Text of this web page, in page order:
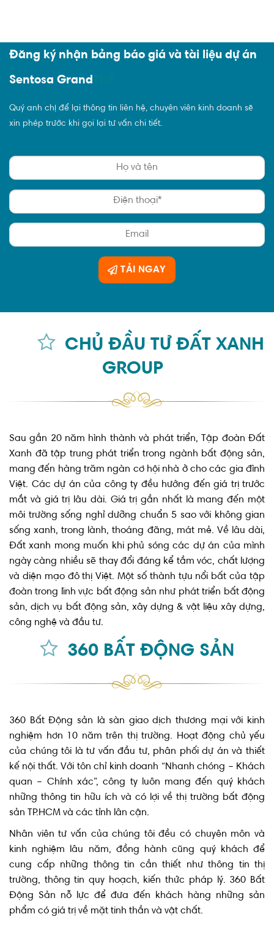
Đăng ký nhận bảng báo giá và tài liệu dự án
Sentosa Grand
Quý anh chị để lại thông tin liên hệ, chuyên viên kinh doanh sẽ
xin phép trước khi gọi lại tư vấn chi tiết.
TẢI NGAY
CHỦ ĐẦU TƯ ĐẤT XANH
GROUP
Sau gần 20 năm hình thành và phát triển, Tập đoàn Đất
Xanh đã tập trung phát triển trong ngành bất động sản,
mang đến hàng trăm ngàn cơ hội nhà ở cho các gia đình
Việt. Các dự án của công ty đều hướng đến giá trị trước
mắt và giá trị lâu dài. Giá trị gần nhất là mang đến một
môi trường sống nghỉ dưỡng chuẩn 5 sao với không gian
sống xanh, trong lành, thoáng đãng, mát mẻ. Về lâu dài,
Đất xanh mong muốn khi phủ sóng các dự án của mình
ngày càng nhiều sẽ thay đổi đáng kể tầm vóc, chất lượng
và diện mạo đô thị Việt. Một số thành tựu nổi bất của tập
đoàn trong lĩnh vực bất động sản như phát triển bất động
sản, dịch vụ bất động sản, xây dựng & vật liệu xây dựng,
công nghệ và đầu tư.
360 BẤT ĐỘNG SẢN
360 Bất Động sản là sàn giao dịch thương mại với kinh
nghiệm hơn 10 năm trên thị trường. Hoạt động chủ yếu
của chúng tôi là tư vấn đầu tư, phân phối dự án và thiết
kế nội thất. Với tôn chỉ kinh doanh “Nhanh chóng – Khách
quan – Chính xác”, công ty luôn mang đến quý khách
những thông tin hữu ích và có lợi về thị trường bất động
sản TP.HCM và các tỉnh lân cận.
Nhân viên tư vấn của chúng tôi đều có chuyên môn và
kinh nghiệm lâu năm, đồng hành cũng quý khách để
cung cấp những thông tin cần thiết như thông tin thị
trường, thông tin quy hoạch, kiến thức pháp lý. 360 Bất
Động Sản nỗ lực để đưa đến khách hàng những sản
phẩm có giá trị về mặt tinh thần và vật chất.